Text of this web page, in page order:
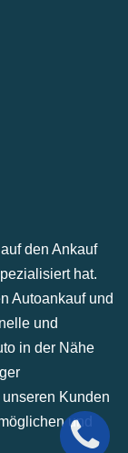
den Ankauf
hat.
Autoankauf und
und
in der Nähe
Kunden
und